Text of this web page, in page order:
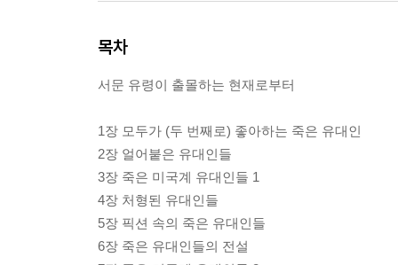
목차
서문 유령이 출몰하는 현재로부터
1장 모두가 (두 번째로) 좋아하는 죽은 유대인
2장 얼어붙은 유대인들
3장 죽은 미국계 유대인들 1
4장 처형된 유대인들
5장 픽션 속의 죽은 유대인들
6장 죽은 유대인들의 전설